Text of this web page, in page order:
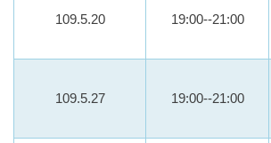
109.5.20 19:00--21:00
109.5.27 19:00--21:00